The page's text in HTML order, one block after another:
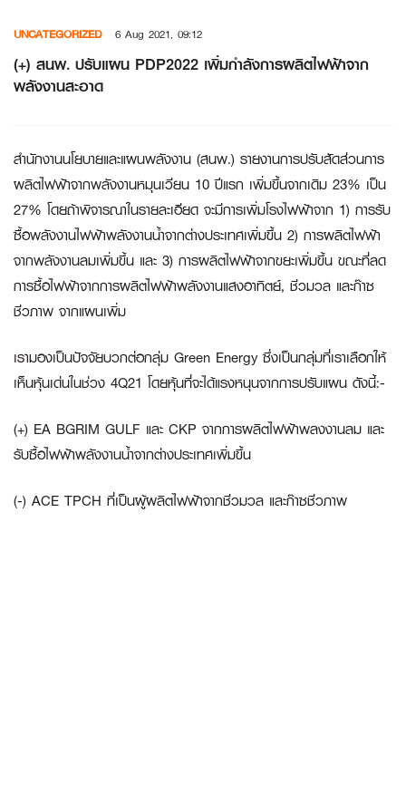
content
UNCATEGORIZED 6 Aug 2021, 09:12
(+) สนพ. ปรับแผน PDP2022 เพิ่มกำลังการผลิตไฟฟ้าจาก
พลังงานสะอาด
สำนักงานนโยบายและแผนพลังงาน (สนพ.) รายงานการปรับสัดส่วนการ
ผลิตไฟฟ้าจากพลังงานหมุนเวียน 10 ปีแรก เพิ่มขึ้นจากเดิม 23% เป็น
27% โดยถ้าพิจารณาในรายละเอียด จะมีการเพิ่มโรงไฟฟ้าจาก 1) การรับ
ซื้อพลังงานไฟฟ้าพลังงานน้ำจากต่างประเทศเพิ่มขึ้น 2) การผลิตไฟฟ้า
จากพลังงานลมเพิ่มขึ้น และ 3) การผลิตไฟฟ้าจากขยะเพิ่มขึ้น ขณะที่ลด
การซื้อไฟฟ้าจากการผลิตไฟฟ้าพลังงานแสงอาทิตย์, ชีวมวล และก๊าซ
ชีวภาพ จากแผนเพิ่ม
เรามองเป็นปัจจัยบวกต่อกลุ่ม Green Energy ซึ่งเป็นกลุ่มที่เราเลือกให้
เห็นหุ้นเด่นในช่วง 4Q21 โดยหุ้นที่จะได้แรงหนุนจากการปรับแผน ดังนี้:-
(+) EA BGRIM GULF และ CKP จากการผลิตไฟฟ้าพลงงานลม และ
รับซื้อไฟฟ้าพลังงานน้ำจากต่างประเทศเพิ่มขึ้น
(-) ACE TPCH ที่เป็นผู้ผลิตไฟฟ้าจากชีวมวล และก๊าซชีวภาพ